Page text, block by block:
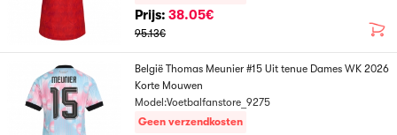
Prijs: 38.05€
95.13€
België Thomas Meunier #15 Uit tenue Dames WK 2026
Korte Mouwen
Model:Voetbalfanstore_9275
Geen verzendkosten